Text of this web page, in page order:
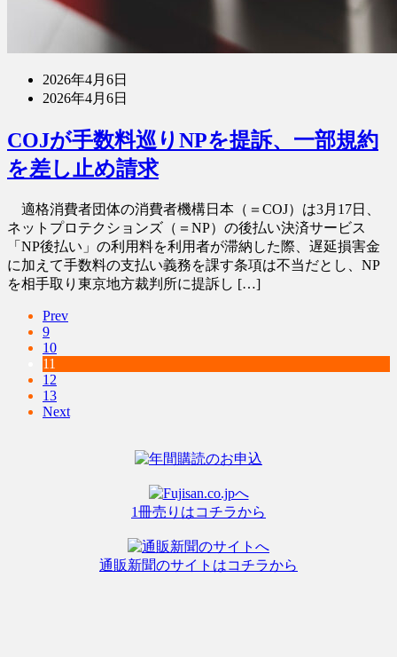
2026年4月6日
2026年4月6日
COJが手数料巡りNPを提訴、一部規約
を差し止め請求
適格消費者団体の消費者機構日本（＝COJ）は3月17日、
ネットプロテクションズ（＝NP）の後払い決済サービス
「NP後払い」の利用料を利用者が滞納した際、遅延損害金
に加えて手数料の支払い義務を課す条項は不当だとし、NP
を相手取り東京地方裁判所に提訴し […]
Prev
9
10
11
12
13
Next
1冊売りはコチラから
通販新聞のサイトはコチラから